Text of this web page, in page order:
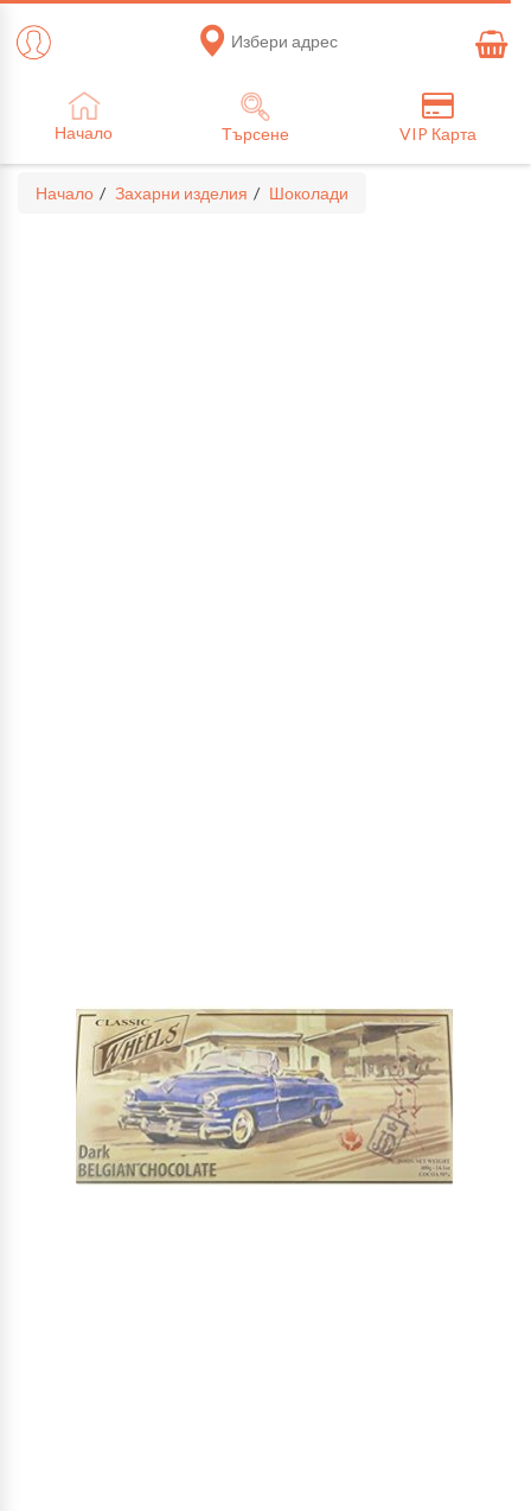
Избери адрес
Начало Търсене VIP Карта
Начало Захарни изделия Шоколади